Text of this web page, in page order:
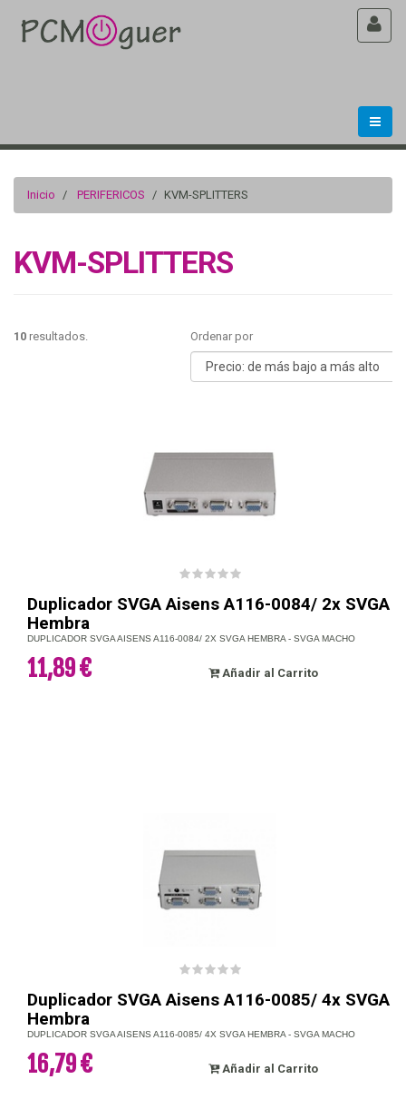
Inicio PERIFERICOS KVM-SPLITTERS
KVM-SPLITTERS
10 resultados. Ordenar por
Duplicador SVGA Aisens A116-0084/ 2x SVGA
Hembra
DUPLICADOR SVGA AISENS A116-0084/ 2X SVGA HEMBRA - SVGA MACHO
11,89 € Añadir al Carrito
Duplicador SVGA Aisens A116-0085/ 4x SVGA
Hembra
DUPLICADOR SVGA AISENS A116-0085/ 4X SVGA HEMBRA - SVGA MACHO
16,79 € Añadir al Carrito